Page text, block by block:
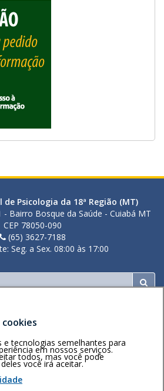
de Psicologia da 18ª Região (MT)
Bairro Bosque da Saúde - Cuiabá MT
CEP 78050-090
(65) 3627-7188
Seg. a Sex. 08:00 às 17:00
e tecnologias semelhantes para
em nossos serviços.
todos, mas você pode
você irá aceitar.